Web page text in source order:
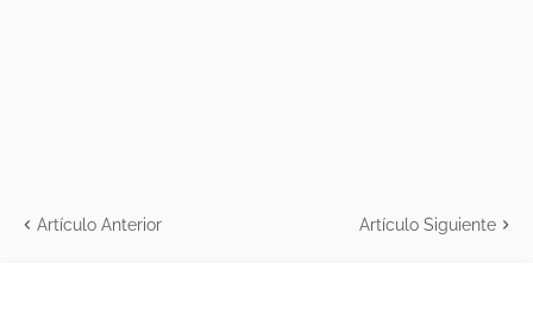
Artículo Anterior Artículo Siguiente